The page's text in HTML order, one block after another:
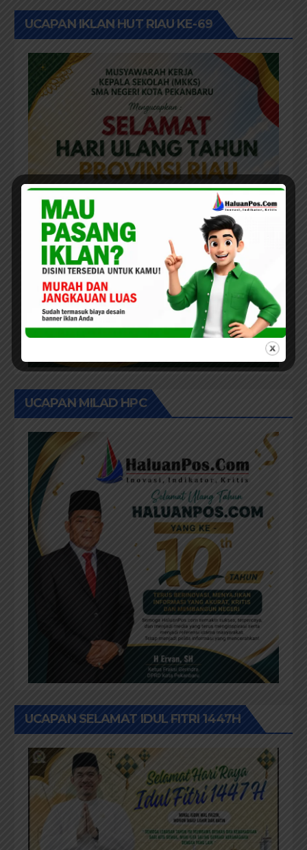
UCAPAN IKLAN HUT RIAU KE-69
UCAPAN MILAD HPC
UCAPAN SELAMAT IDUL FITRI 1447H